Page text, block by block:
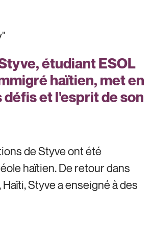
étudiant ESOL
haïtien, met en
défis et l'esprit de son
de Styve ont été
haïtien. De retour dans
Styve a enseigné à des